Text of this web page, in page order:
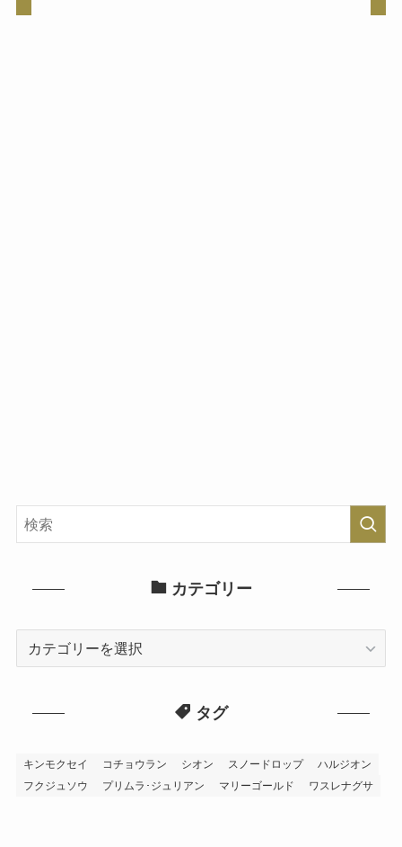
カテゴリー
タグ
キンモクセイ コチョウラン シオン スノードロップ
ハルジオン
フクジュソウ
プリムラ･ジュリアン マリーゴールド ワスレナグサ